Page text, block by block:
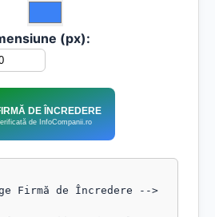
(px):
DE ÎNCREDERE
de InfoCompanii.ro
Firmă de Încredere -->